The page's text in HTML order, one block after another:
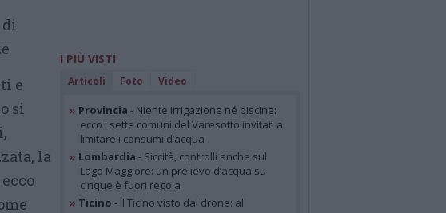
e
si
la
I PIÙ VISTI
Articoli Foto Video
» Provincia - Niente irrigazione né piscine:
ecco i sette comuni del Varesotto invitati a
limitare i consumi d’acqua
» Lombardia - Siccità, controlli anche sul
Lago Maggiore: un prelievo d’acqua su
cinque è fuori regola
» Ticino - Il Ticino visto dal drone: al